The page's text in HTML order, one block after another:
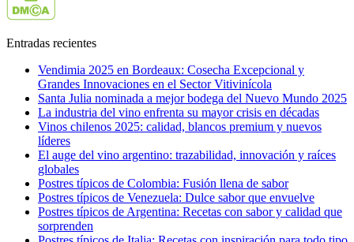
Entradas recientes
Vendimia 2025 en Bordeaux: Cosecha Excepcional y
Grandes Innovaciones en el Sector Vitivinícola
Santa Julia nominada a mejor bodega del Nuevo Mundo 2025
La industria del vino enfrenta su mayor crisis en décadas
Vinos chilenos 2025: calidad, blancos premium y nuevos
líderes
El auge del vino argentino: trazabilidad, innovación y raíces
globales
Postres típicos de Colombia: Fusión llena de sabor
Postres típicos de Venezuela: Dulce sabor que envuelve
Postres típicos de Argentina: Recetas con sabor y calidad que
sorprenden